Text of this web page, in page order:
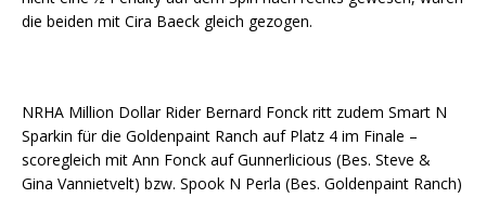
die beiden mit Cira Baeck gleich gezogen.
NRHA Million Dollar Rider Bernard Fonck ritt zudem Smart N
Sparkin für die Goldenpaint Ranch auf Platz 4 im Finale –
scoregleich mit Ann Fonck auf Gunnerlicious (Bes. Steve &
Gina Vannietvelt) bzw. Spook N Perla (Bes. Goldenpaint Ranch)